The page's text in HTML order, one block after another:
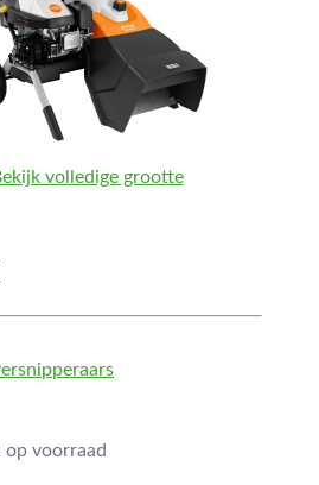
volledige grootte
op voorraad